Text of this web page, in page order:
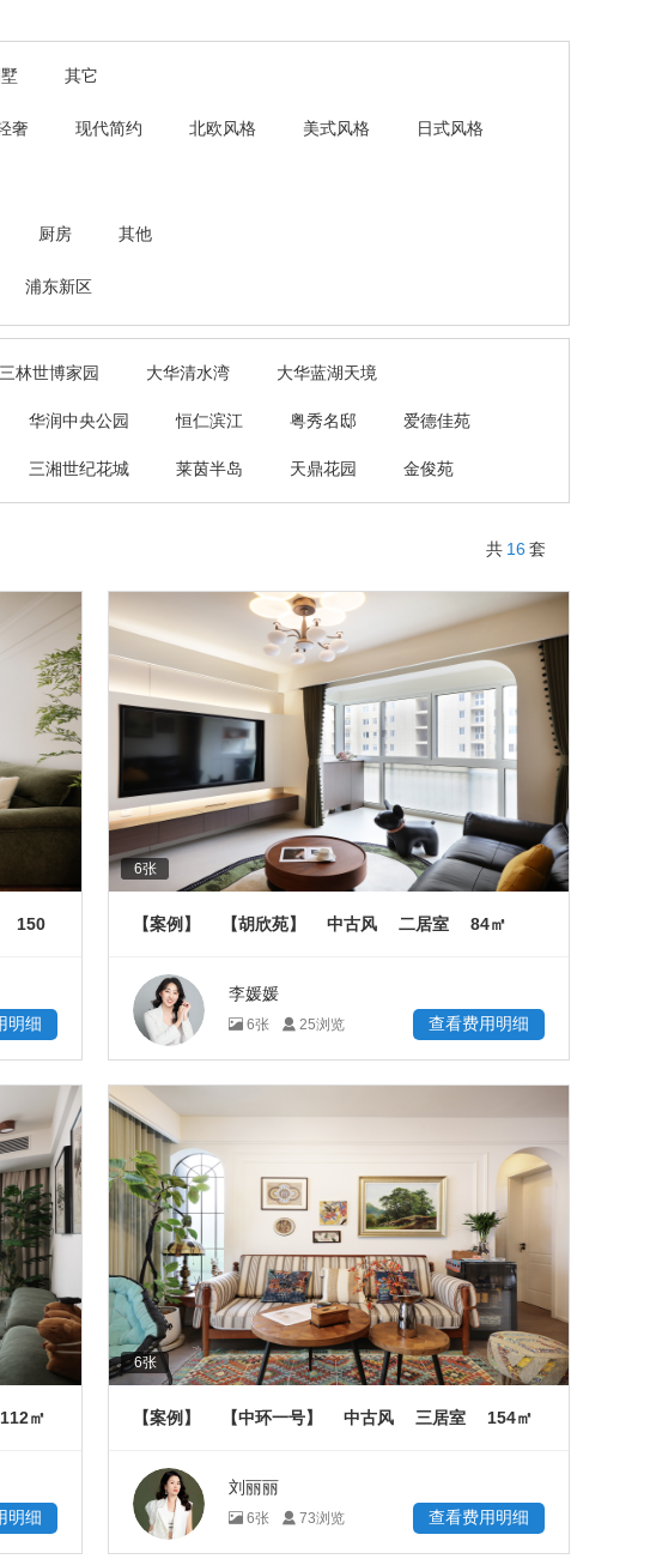
其它
奢 现代简约 北欧风格 美式风格 日式风格
厨房 其他
浦东新区
三林世博家园 大华清水湾 大华蓝湖天境
华润中央公园 恒仁滨江 粤秀名邸 爱德佳苑
三湘世纪花城 莱茵半岛 天鼎花园 金俊苑
共 16 套
150
明细
6张
【案例】 【胡欣苑】 中古风 二居室 84㎡
李媛媛
6张 25浏览 查看费用明细
112㎡
明细
6张
【案例】 【中环一号】 中古风 三居室 154㎡
刘丽丽
6张 73浏览 查看费用明细